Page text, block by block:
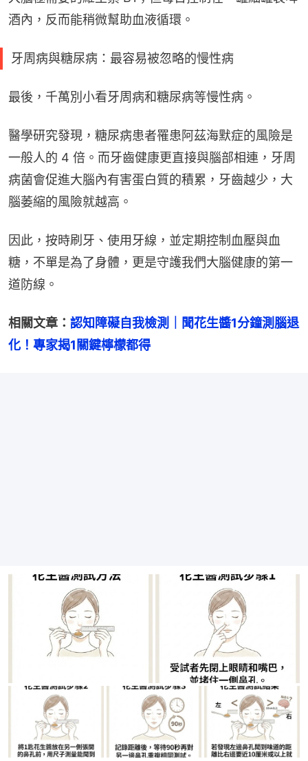
酒內，反而能稍微幫助血液循環。
牙周病與糖尿病：最容易被忽略的慢性病
最後，千萬別小看牙周病和糖尿病等慢性病。
醫學研究發現，糖尿病患者罹患阿茲海默症的風險是
一般人的 4 倍。而牙齒健康更直接與腦部相連，牙周
病菌會促進大腦內有害蛋白質的積累，牙齒越少，大
腦萎縮的風險就越高。
因此，按時刷牙、使用牙線，並定期控制血壓與血
糖，不單是為了身體，更是守護我們大腦健康的第一
道防線。
相關文章： 認知障礙自我檢測｜聞花生醬1分鐘測腦退
化！專家揭1關鍵檸檬都得